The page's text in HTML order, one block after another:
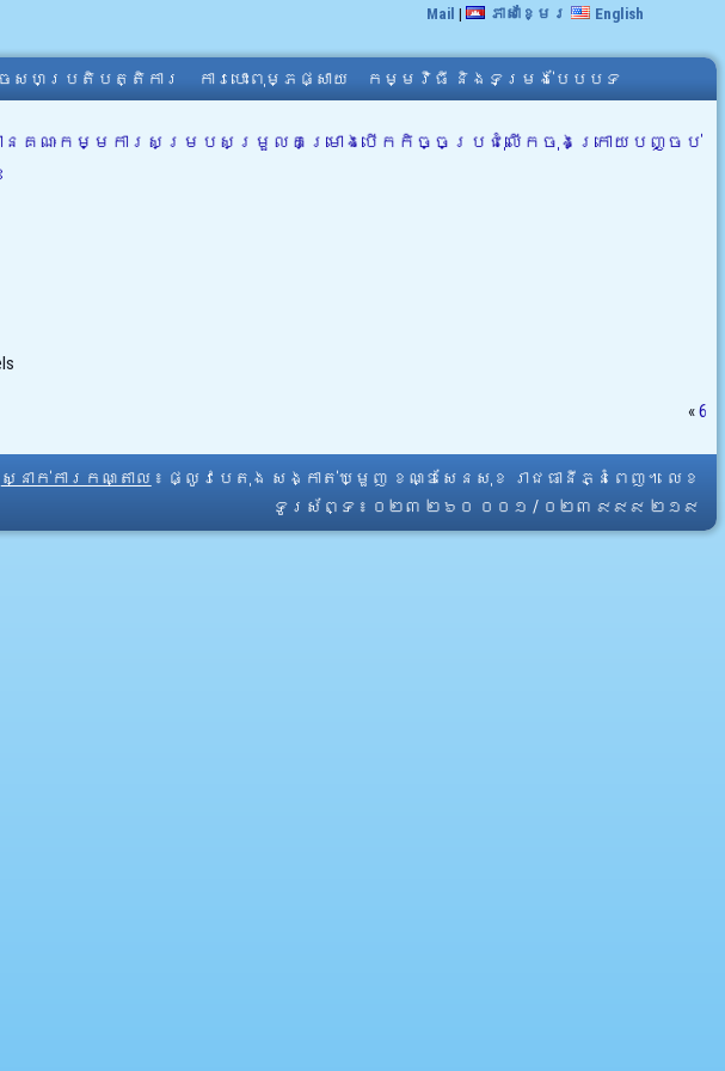
Mail | ភាសាខ្មែរ English
សហប្រតិបត្តិការ ការបោះពុម្ភផ្សាយ កម្មវិធី និងទម្រង់បែបបទ
គណៈកម្មការសម្របសម្រួលគម្រោងបើកកិច្ចប្រជុំលើកចុងក្រោយបញ្ចប់
«6
ស្នាក់ការកណ្តាល ៖ ផ្លូវបេតុង សង្កាត់ឃ្មួញ ខណ្ឌសែនសុខ រាជធានីភ្នំពេញ។ លេខ
ទូរស័ព្ទ ៖ ០២៣ ២៦០ ០០១ / ០២៣ ៩៩៩ ២១៩